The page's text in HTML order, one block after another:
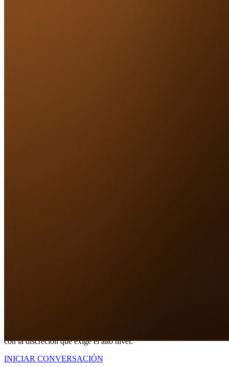
con la discreción que exige el alto nivel.
INICIAR CONVERSACIÓN